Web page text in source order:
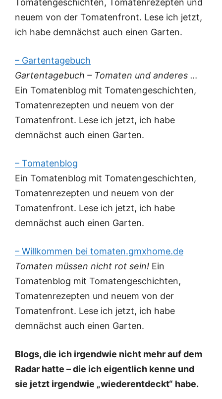
Tomatengeschichten, Tomatenrezepten und
neuem von der Tomatenfront. Lese ich jetzt,
ich habe demnächst auch einen Garten.
– Gartentagebuch
Gartentagebuch – Tomaten und anderes …
Ein Tomatenblog mit Tomatengeschichten,
Tomatenrezepten und neuem von der
Tomatenfront. Lese ich jetzt, ich habe
demnächst auch einen Garten.
– Tomatenblog
Ein Tomatenblog mit Tomatengeschichten,
Tomatenrezepten und neuem von der
Tomatenfront. Lese ich jetzt, ich habe
demnächst auch einen Garten.
– Willkommen bei tomaten.gmxhome.de
Tomaten müssen nicht rot sein! Ein
Tomatenblog mit Tomatengeschichten,
Tomatenrezepten und neuem von der
Tomatenfront. Lese ich jetzt, ich habe
demnächst auch einen Garten.
Blogs, die ich irgendwie nicht mehr auf dem
Radar hatte – die ich eigentlich kenne und
sie jetzt irgendwie „wiederentdeckt“ habe.